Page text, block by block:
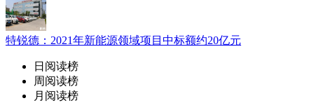
特锐德：2021年新能源领域项目中标额约20亿元
日阅读榜
周阅读榜
月阅读榜